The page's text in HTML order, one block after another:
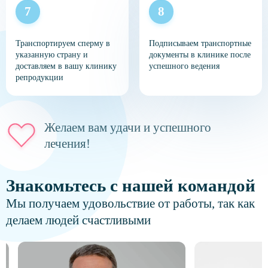
Доставка яйцеклеток для ЭКО
Доставка яйцеклеток для ЭКО — это финальный этап
перед переносом. Подготовка начинается с проверки
документов и идентификации образцов. Важно уточнить
точную дату и время: если вы планируете доставку
яйцеклеток для ЭКО, цикл женщины уже
синхронизирован, и задержки недопустимы. Как только
груз прибывает в лабораторию, эмбриолог немедленно
Правильная организация процесса — это гарантия того,
что ваши репродуктивные планы будут реализованы. Мы
Транспортируем сперму в
указанную страну и
доставляем в вашу клинику
репродукции
Подписываем транспортные
документы в клинике после
успешного ведения
Желаем вам удачи и успешного
лечения!
Знакомьтесь с нашей командой
Мы получаем удовольствие от работы, так как
делаем людей счастливыми